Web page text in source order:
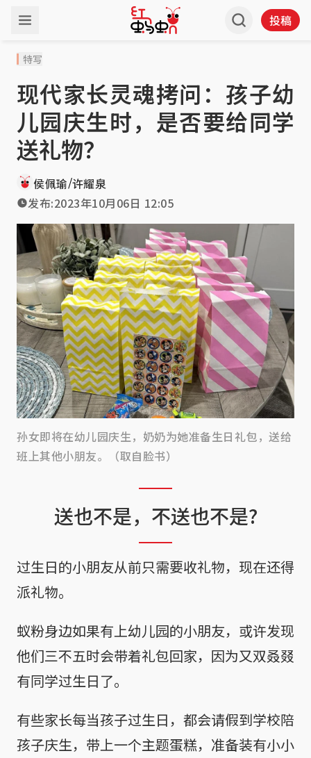
投稿
特写
现代家长灵魂拷问：孩子幼
儿园庆生时，是否要给同学
送礼物？
侯佩瑜/许耀泉
发布:2023年10月06日 12:05
孙女即将在幼儿园庆生，奶奶为她准备生日礼包，送给
班上其他小朋友。（取自脸书）
送也不是，不送也不是?
过生日的小朋友从前只需要收礼物，现在还得
派礼物。
蚁粉身边如果有上幼儿园的小朋友，或许发现
他们三不五时会带着礼包回家，因为又双叒叕
有同学过生日了。
有些家长每当孩子过生日，都会请假到学校陪
孩子庆生，带上一个主题蛋糕，准备装有小小